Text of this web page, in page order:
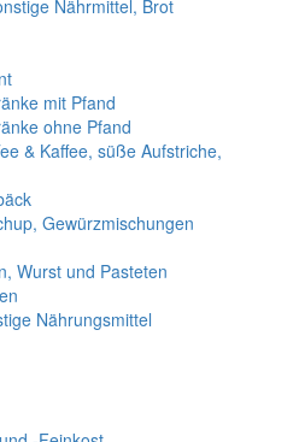
Nährmittel, Brot
mit Pfand
ohne Pfand
& Kaffee, süße Aufstriche,
Gewürzmischungen
Wurst und Pasteten
Nährungsmittel